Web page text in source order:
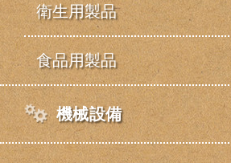
衛生用製品
食品用製品
機械設備